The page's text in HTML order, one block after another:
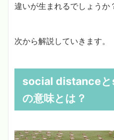
違いが生まれるでしょうか
次から解説していきます。
social distance
の意味とは？